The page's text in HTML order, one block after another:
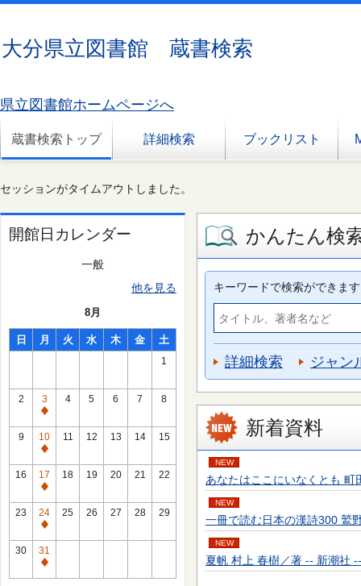
大分県立図書館 蔵書検索
県立図書館ホームページへ
蔵書検索トップ 詳細検索 ブックリスト
セッションがタイムアウトしました。
開館日カレンダー
一般
他を見る
8月
日 月 火 水 木 金 土
1
2
3
通
常
休
館
日
4 5 6 7 8
9
10
通
常
休
館
日
11 12 13 14 15
16
17
通
常
休
館
日
18 19 20 21 22
23
24
通
常
休
館
25 26 27 28 29
30
31
通
かんたん検
キーワードで検索ができます
詳細検索 ジャン
新着資料
NEW
あなたはここにいなくとも
NEW
一冊で読む日本の漢詩300 鷲
NEW
夏帆 村上 春樹／著 -- 新潮社